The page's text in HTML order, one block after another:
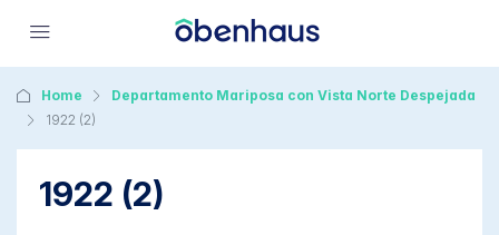
Home
Departamento Mariposa con Vista Norte Despejada
1922 (2)
1922 (2)